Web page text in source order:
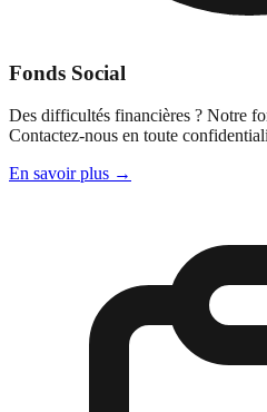
Fonds Social
Des difficultés financières ? Notre
Contactez-nous en toute
En savoir plus →